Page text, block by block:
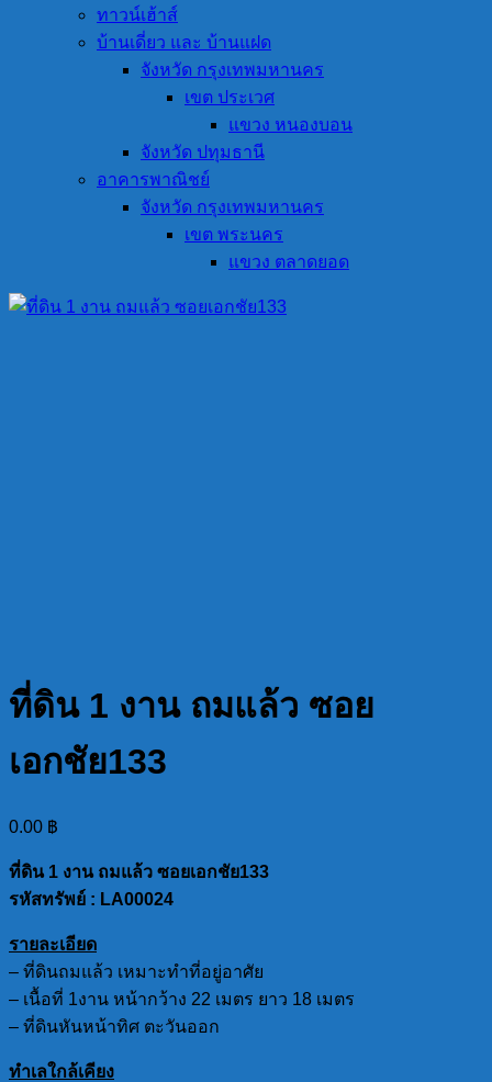
ทาวน์เฮ้าส์
บ้านเดี่ยว และ บ้านแฝด
จังหวัด กรุงเทพมหานคร
เขต ประเวศ
แขวง หนองบอน
จังหวัด ปทุมธานี
อาคารพาณิชย์
จังหวัด กรุงเทพมหานคร
เขต พระนคร
แขวง ตลาดยอด
ที่ดิน 1 งาน ถมแล้ว ซอย
เอกชัย133
0.00 ฿
ที่ดิน 1 งาน ถมแล้ว ซอยเอกชัย133
รหัสทรัพย์ : LA00024
รายละเอียด
– ที่ดินถมแล้ว เหมาะทำที่อยู่อาศัย
– เนื้อที่ 1งาน หน้ากว้าง 22 เมตร ยาว 18 เมตร
– ที่ดินหันหน้าทิศ ตะวันออก
ทำเลใกล้เคียง